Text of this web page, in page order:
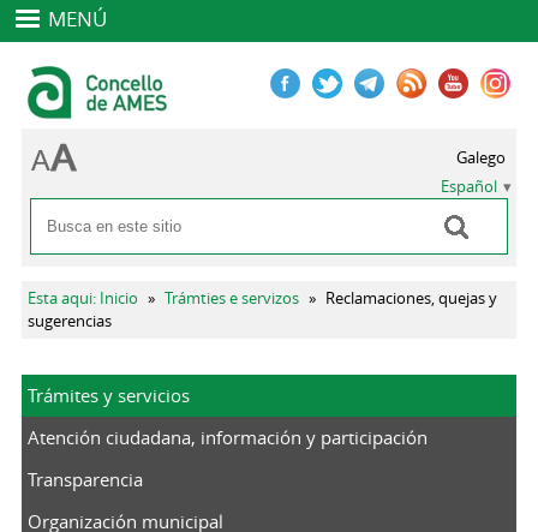
MENÚ
Formulario de búsqueda
Buscar
Galego
Español
Se encuentra usted aquí
Esta aqui: Inicio » Trámties e servizos » Reclamaciones, quejas y
sugerencias
Trámites y servicios
Atención ciudadana, información y participación
Transparencia
Organización municipal